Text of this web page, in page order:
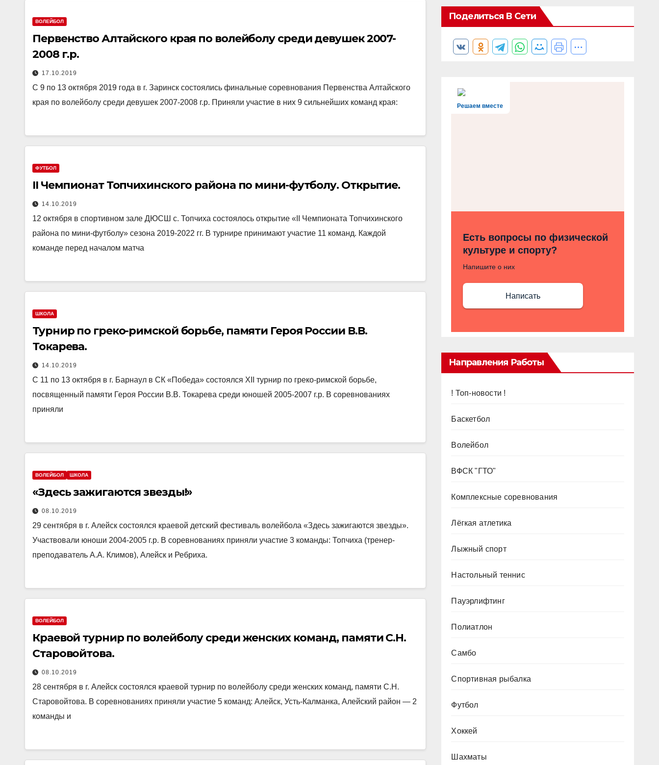
ВОЛЕЙБОЛ
Первенство Алтайского края по волейболу среди девушек 2007-
2008 г.р.
17.10.2019
С 9 по 13 октября 2019 года в г. Заринск состоялись финальные соревнования Первенства Алтайского
края по волейболу среди девушек 2007-2008 г.р. Приняли участие в них 9 сильнейших команд края:
ФУТБОЛ
II Чемпионат Топчихинского района по мини-футболу. Открытие.
14.10.2019
12 октября в спортивном зале ДЮСШ с. Топчиха состоялось открытие «II Чемпионата Топчихинского
района по мини-футболу» сезона 2019-2022 гг. В турнире принимают участие 11 команд. Каждой
команде перед началом матча
ШКОЛА
Турнир по греко-римской борьбе, памяти Героя России В.В.
Токарева.
14.10.2019
С 11 по 13 октября в г. Барнаул в СК «Победа» состоялся XII турнир по греко-римской борьбе,
посвященный памяти Героя России В.В. Токарева среди юношей 2005-2007 г.р. В соревнованиях
приняли
ВОЛЕЙБОЛ ШКОЛА
«Здесь зажигаются звезды!»
08.10.2019
29 сентября в г. Алейск состоялся краевой детский фестиваль волейбола «Здесь зажигаются звезды».
Участвовали юноши 2004-2005 г.р. В соревнованиях приняли участие 3 команды: Топчиха (тренер-
преподаватель А.А. Климов), Алейск и Ребриха.
ВОЛЕЙБОЛ
Краевой турнир по волейболу среди женских команд, памяти С.Н.
Старовойтова.
08.10.2019
28 сентября в г. Алейск состоялся краевой турнир по волейболу среди женских команд, памяти С.Н.
Старовойтова. В соревнованиях приняли участие 5 команд: Алейск, Усть-Калманка, Алейский район — 2
команды и
Поделиться В Сети
Решаем вместе
Есть вопросы по физической
культуре и спорту?
Напишите о них
Написать
Направления Работы
! Топ-новости !
Баскетбол
Волейбол
ВФСК "ГТО"
Комплексные соревнования
Лёгкая атлетика
Лыжный спорт
Настольный теннис
Пауэрлифтинг
Полиатлон
Самбо
Спортивная рыбалка
Футбол
Хоккей
Шахматы